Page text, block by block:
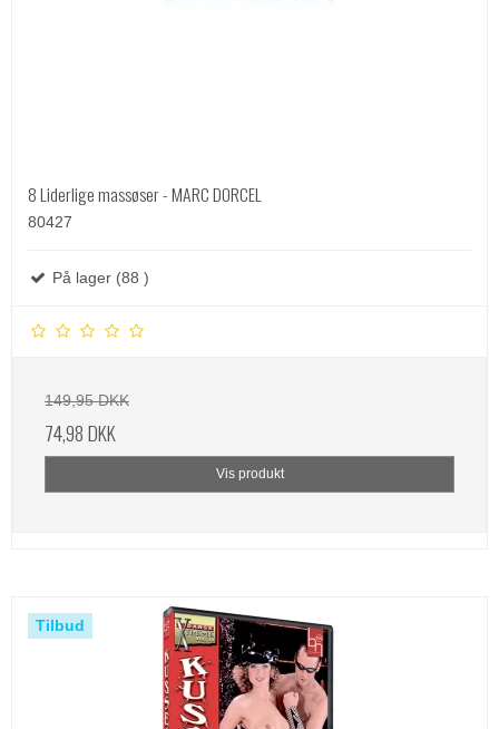
8 Liderlige massøser - MARC DORCEL
80427
På lager (88 )
149,95 DKK
74,98 DKK
Vis produkt
Tilbud